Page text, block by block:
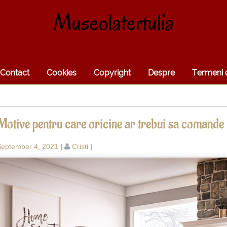
Museolatertulia
Contact Cookies Copyright Despre Termeni
pentru care oricine ar trebui sa
4, 2021 | Cristi |